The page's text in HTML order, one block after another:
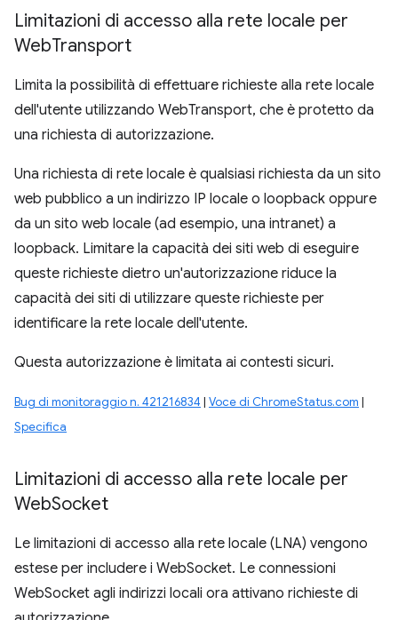
Limitazioni di accesso alla rete locale per
WebTransport
Limita la possibilità di effettuare richieste alla rete locale
dell'utente utilizzando WebTransport, che è protetto da
una richiesta di autorizzazione.
Una richiesta di rete locale è qualsiasi richiesta da un sito
web pubblico a un indirizzo IP locale o loopback oppure
da un sito web locale (ad esempio, una intranet) a
loopback. Limitare la capacità dei siti web di eseguire
queste richieste dietro un'autorizzazione riduce la
capacità dei siti di utilizzare queste richieste per
identificare la rete locale dell'utente.
Questa autorizzazione è limitata ai contesti sicuri.
Bug di monitoraggio n. 421216834 | Voce di ChromeStatus.com |
Specifica
Limitazioni di accesso alla rete locale per
WebSocket
Le limitazioni di accesso alla rete locale (LNA) vengono
estese per includere i WebSocket. Le connessioni
WebSocket agli indirizzi locali ora attivano richieste di